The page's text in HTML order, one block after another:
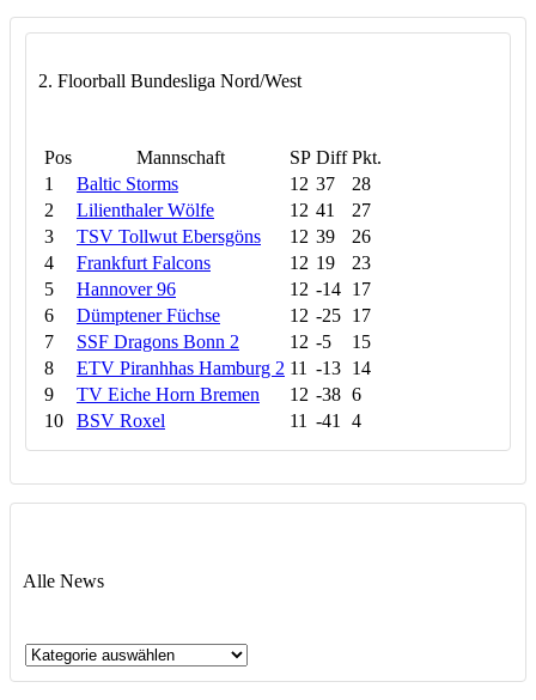
2. Floorball Bundesliga Nord/West
Pos Mannschaft SP Diff Pkt.
1
Baltic Storms 12 37
28
2
Lilienthaler Wölfe 12 41
27
3
TSV Tollwut Ebersgöns 12 39
26
4
Frankfurt Falcons 12 19
23
5
Hannover 96 12 -14 17
6
Dümptener Füchse 12 -25 17
7
SSF Dragons Bonn 2 12 -5
15
8
ETV Piranhhas Hamburg 2 11 -13 14
9
TV Eiche Horn Bremen 12 -38 6
10
BSV Roxel 11 -41 4
Alle News
Alle